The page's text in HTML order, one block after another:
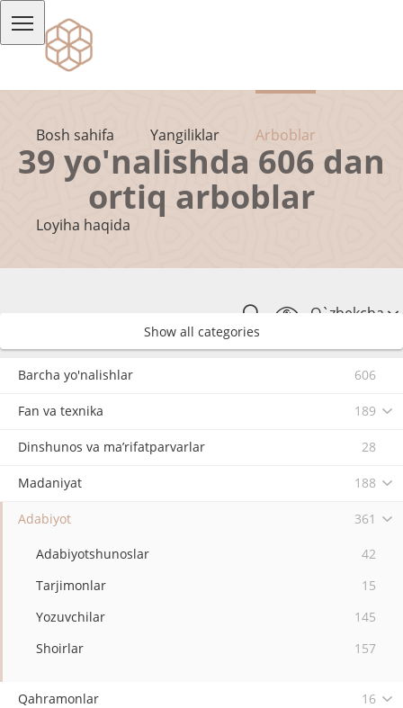
Bosh sahifa Yangiliklar Arboblar
Loyiha haqida
O`zbekcha
39 yo'nalishda 606 dan
ortiq arboblar
Show all categories
Barcha yo'nalishlar 606
Fan va texnika 189
Dinshunos va ma’rifatparvarlar 28
Madaniyat 188
Adabiyot 361
Adabiyotshunoslar
42
Tarjimonlar
15
Yozuvchilar
145
Shoirlar
157
Qahramonlar 16